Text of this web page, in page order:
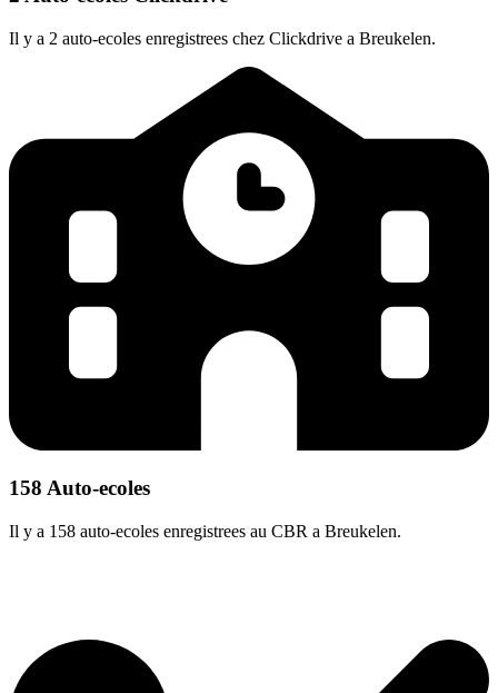
Il y a 2 auto-ecoles enregistrees chez Clickdrive a Breukelen.
158 Auto-ecoles
Il y a 158 auto-ecoles enregistrees au CBR a Breukelen.